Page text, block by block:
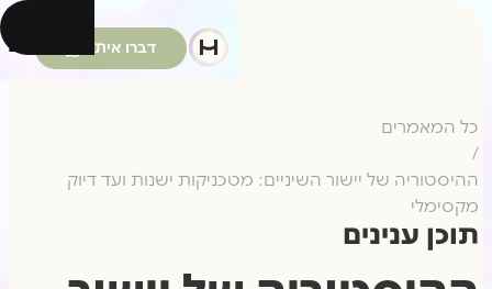
דברו איתנו
ההיסטוריה של יישור השיניים: מטכניקות ישנות ועד דיוק
מקסימלי
/
כל המאמרים
תוכן ענינים